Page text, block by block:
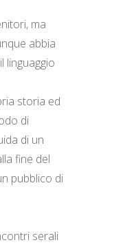
ma
abbia
linguaggio
storia ed
di
di un
fine del
pubblico di
serali